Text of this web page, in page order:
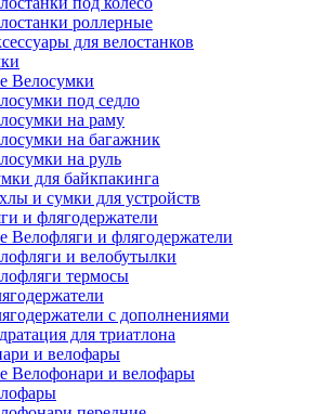
роллерные
для велостанков
Велосумки
под седло
на раму
на багажник
на руль
для байкпакинга
и сумки для устройств
и флягодержатели
Велофляги и флягодержатели
и велобутылки
термосы
с дополнениями
для триатлона
и велофары
Велофонари и велофары